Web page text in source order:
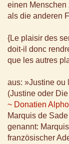
einen Menschen
als die anderen
{Le plaisir des
doit-il donc
que les autres
aus: »Justine ou
(Justine oder
~ Donatien
Marquis de Sade
genannt:
französischer